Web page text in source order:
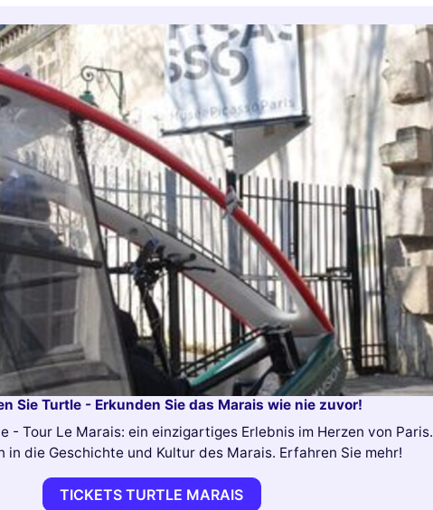
Sie Turtle - Erkunden Sie das Marais wie nie zuvor!
- Tour Le Marais: ein einzigartiges Erlebnis im Herzen von Paris.
in die Geschichte und Kultur des Marais. Erfahren Sie mehr!
TICKETS TURTLE MARAIS